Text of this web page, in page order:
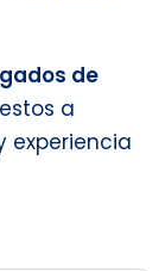
de
a
experiencia